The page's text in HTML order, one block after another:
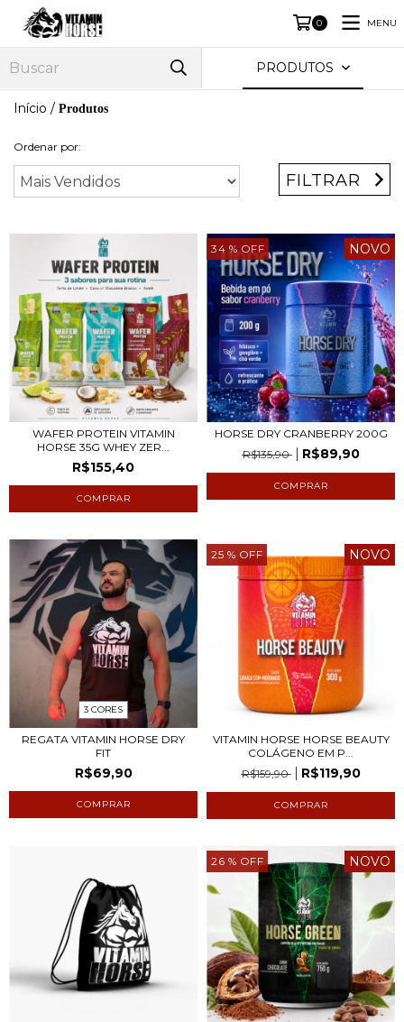
0 MENU
PRODUTOS
Início / Produtos
Ordenar por:
FILTRAR
WAFER PROTEIN VITAMIN
HORSE 35G WHEY ZER...
R$155,40
COMPRAR
34 % OFF NOVO
HORSE DRY CRANBERRY 200G
R$135,90
R$89,90
3 CORES
REGATA VITAMIN HORSE DRY
FIT
R$69,90
COMPRAR
25 % OFF NOVO
VITAMIN HORSE HORSE BEAUTY
COLÁGENO EM P...
R$159,90
R$119,90
COMPRAR
26 % OFF NOVO